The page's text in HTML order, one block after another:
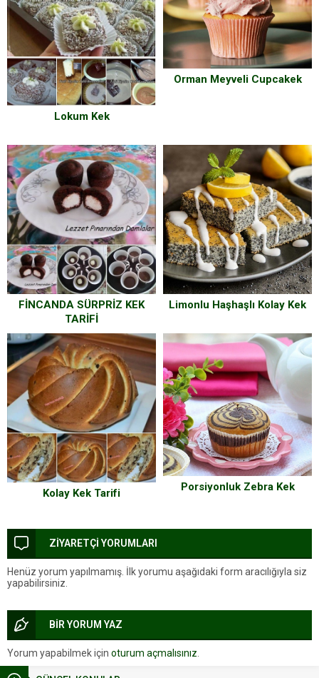
Lokum Kek
Orman Meyveli Cupcakek
FİNCANDA SÜRPRİZ KEK
TARİFİ
Limonlu Haşhaşlı Kolay Kek
Kolay Kek Tarifi
Porsiyonluk Zebra Kek
ZİYARETÇİ YORUMLARI
Henüz yorum yapılmamış. İlk yorumu aşağıdaki form aracılığıyla siz
yapabilirsiniz.
BİR YORUM YAZ
Yorum yapabilmek için oturum açmalısınız